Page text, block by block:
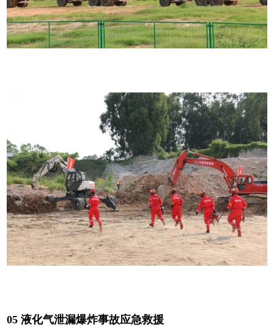
05 液化气泄漏爆炸事故应急救援